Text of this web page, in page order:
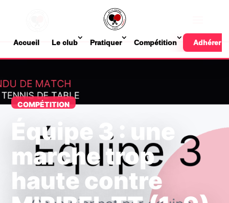
Accueil Le club Pratiquer Compétition Adhérer
COMPÉTITION
Équipe 3 : une
marche trop
haute contre